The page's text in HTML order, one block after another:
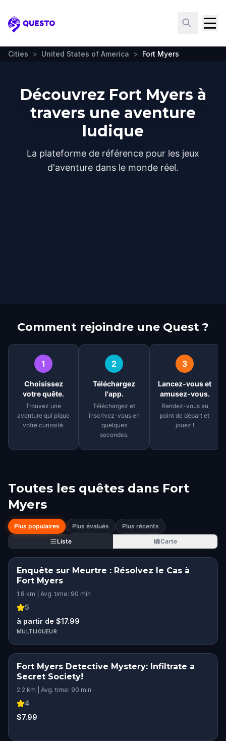
Questo
Cities > United States of America > Fort Myers
Découvrez Fort Myers à
travers une aventure
ludique
La plateforme de référence pour les jeux
d'aventure dans le monde réel.
Comment rejoindre une Quest ?
1
Choisissez
votre quête.
Trouvez une
aventure qui pique
votre curiosité.
2
Téléchargez
l'app.
Téléchargez et
inscrivez-vous en
quelques
secondes.
3
Lancez-vous et
amusez-vous.
Rendez-vous au
point de départ et
jouez !
Toutes les quêtes dans Fort
Myers
Plus populaires Plus évalués
Plus récents
Liste
Carte
Enquête sur Meurtre : Résolvez le Cas à
Fort Myers
1.8 km | Avg. time: 90 min
5
à partir de $17.99
MULTIJOUEUR
Fort Myers Detective Mystery: Infiltrate a
Secret Society!
2.2 km | Avg. time: 90 min
4
$7.99